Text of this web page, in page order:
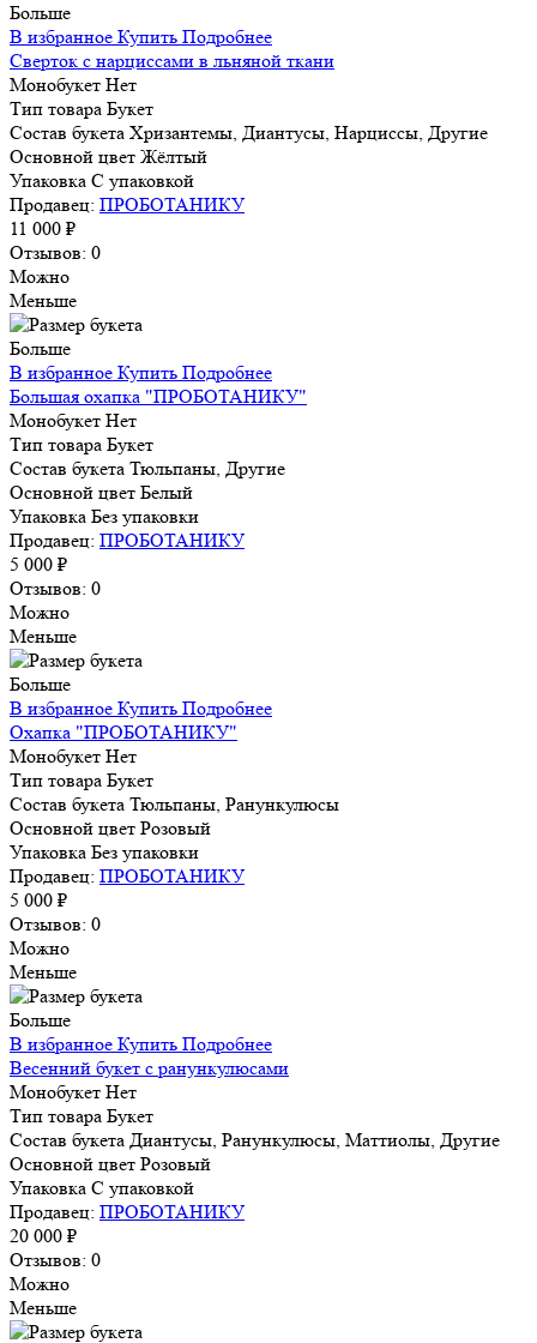
Больше
В избранное Купить Подробнее
Сверток с нарциссами в льняной ткани
Монобукет Нет
Тип товара Букет
Состав букета Хризантемы, Диантусы, Нарциссы, Другие
Основной цвет Жёлтый
Упаковка С упаковкой
Продавец: ПРОБОТАНИКУ
11 000 ₽
Отзывов: 0
Можно
Меньше
Больше
В избранное Купить Подробнее
Большая охапка "ПРОБОТАНИКУ"
Монобукет Нет
Тип товара Букет
Состав букета Тюльпаны, Другие
Основной цвет Белый
Упаковка Без упаковки
Продавец: ПРОБОТАНИКУ
5 000 ₽
Отзывов: 0
Можно
Меньше
Больше
В избранное Купить Подробнее
Охапка "ПРОБОТАНИКУ"
Монобукет Нет
Тип товара Букет
Состав букета Тюльпаны, Ранункулюсы
Основной цвет Розовый
Упаковка Без упаковки
Продавец: ПРОБОТАНИКУ
5 000 ₽
Отзывов: 0
Можно
Меньше
Больше
В избранное Купить Подробнее
Весенний букет с ранункулюсами
Монобукет Нет
Тип товара Букет
Состав букета Диантусы, Ранункулюсы, Маттиолы, Другие
Основной цвет Розовый
Упаковка С упаковкой
Продавец: ПРОБОТАНИКУ
20 000 ₽
Отзывов: 0
Можно
Меньше